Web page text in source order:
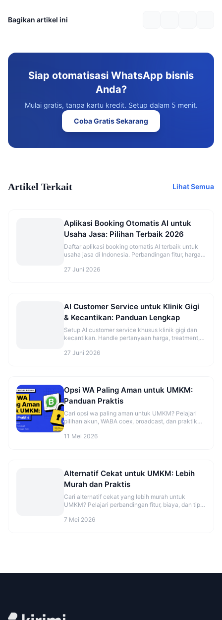
Bagikan artikel ini
Siap otomatisasi WhatsApp bisnis
Anda?
Mulai gratis, tanpa kartu kredit. Setup dalam 5 menit.
Coba Gratis Sekarang
Artikel Terkait Lihat Semua
Aplikasi Booking Otomatis AI untuk
Usaha Jasa: Pilihan Terbaik 2026
Daftar aplikasi booking otomatis AI terbaik untuk
usaha jasa di Indonesia. Perbandingan fitur, harga,
27 Juni 2026
AI Customer Service untuk Klinik Gigi
& Kecantikan: Panduan Lengkap
Setup AI customer service khusus klinik gigi dan
kecantikan. Handle pertanyaan harga, treatment,
27 Juni 2026
Opsi WA Paling Aman untuk UMKM:
Panduan Praktis
Cari opsi wa paling aman untuk UMKM? Pelajari
pilihan akun, WABA coex, broadcast, dan praktik
11 Mei 2026
Alternatif Cekat untuk UMKM: Lebih
Murah dan Praktis
Cari alternatif cekat yang lebih murah untuk
UMKM? Pelajari perbandingan fitur, biaya, dan tips
7 Mei 2026